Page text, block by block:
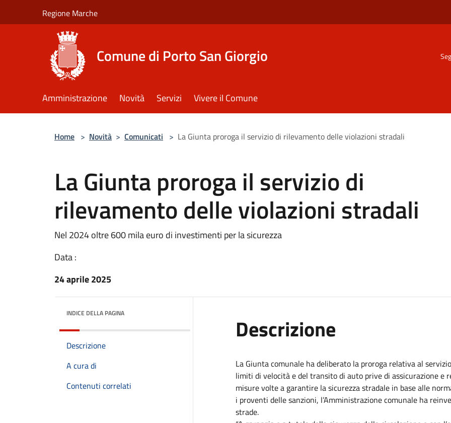
Regione Marche
Comune di Porto San Giorgio
Amministrazione Novità Servizi Vivere il Comune
Home > Novità > Comunicati > La Giunta proroga il servizio di rilevamento delle violazioni stradali
La Giunta proroga il servizio di
rilevamento delle violazioni stradali
Nel 2024 oltre 600 mila euro di investimenti per la sicurezza
Data :
24 aprile 2025
INDICE DELLA PAGINA
Descrizione
A cura di
Contenuti correlati
Descrizione
La Giunta comunale ha deliberato la proroga relativa al
limiti di velocità e del transito di auto prive di assicurazione e
misure volte a garantire la sicurezza stradale in base alle
i proventi delle sanzioni, l’Amministrazione comunale ha
strade.